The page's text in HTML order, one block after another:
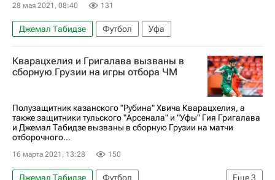
28 мая 2021, 08:40 131
Джемал Табидзе Футбол Уфа
Кварацхелия и Григалава вызваны в
сборную Грузии на игры отбора ЧМ
Полузащитник казанского "Рубина" Хвича Кварацхелия, а
также защитники тульского "Арсенала" и "Уфы" Гия Григалава
и Джемал Табидзе вызваны в сборную Грузии на матчи
отборочного...
16 марта 2021, 13:28 150
Еще3
Джемал Табидзе
Футбол